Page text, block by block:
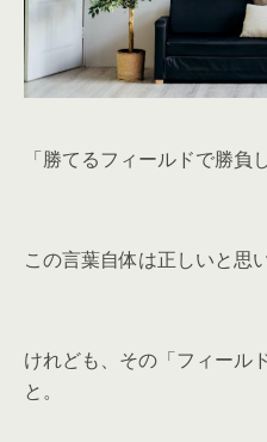
「勝てるフィールドで勝負
この言葉自体は正しいと思い
けれども、その「フィール
と。